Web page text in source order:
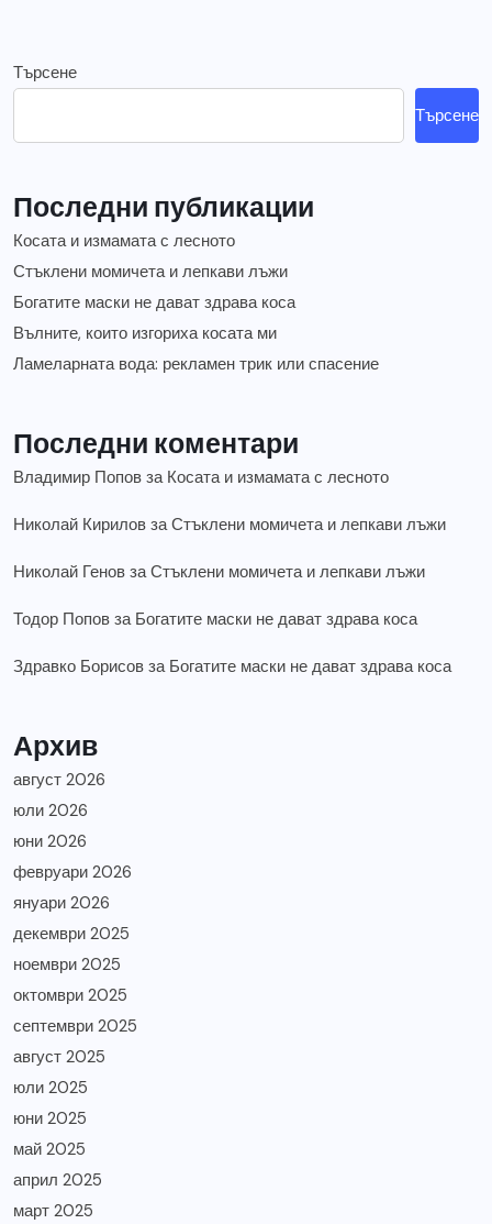
Търсене
Търсене
Последни публикации
Косата и измамата с лесното
Стъклени момичета и лепкави лъжи
Богатите маски не дават здрава коса
Вълните, които изгориха косата ми
Ламеларната вода: рекламен трик или спасение
Последни коментари
Владимир Попов за Косата и измамата с лесното
Николай Кирилов заСтъклени момичета и лепкави лъжи
Николай Генов заСтъклени момичета и лепкави лъжи
Тодор Попов за Богатите маски не дават здрава коса
Здравко Борисов за Богатите маски не дават здрава коса
Архив
август 2026
юли 2026
юни 2026
февруари 2026
януари 2026
декември 2025
ноември 2025
октомври 2025
септември 2025
август 2025
юли 2025
юни 2025
май 2025
април 2025
март 2025